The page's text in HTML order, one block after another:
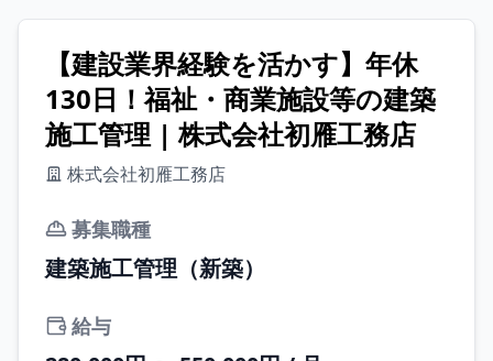
【建設業界経験を活かす】年休
130日！福祉・商業施設等の建築
施工管理 | 株式会社初雁工務店
株式会社初雁工務店
募集職種
建築施工管理（新築）
給与